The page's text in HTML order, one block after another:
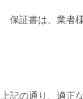
保証書は、業者
上記の通り、適正